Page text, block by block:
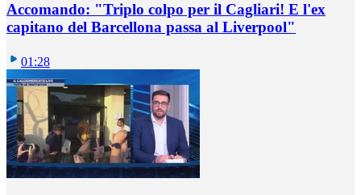
Accomando: "Triplo colpo per il Cagliari! E l'ex
capitano del Barcellona passa al Liverpool"
01:28